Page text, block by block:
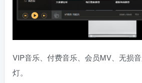
VIP音乐、付费音乐、会员MV、无损
灯。